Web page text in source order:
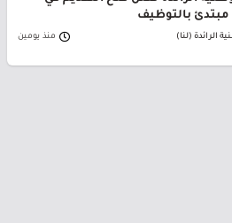
مبتدئ بالتوظيف
الرائدة (لنا) منذ يومين